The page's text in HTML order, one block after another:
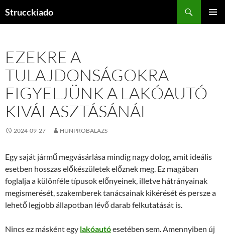
Strucckiado
EZEKRE A
TULAJDONSÁGOKRA
FIGYELJÜNK A LAKÓAUTÓ
KIVÁLASZTÁSÁNÁL
2024-09-27 HUNPROBALAZS
Egy saját jármű megvásárlása mindig nagy dolog, amit ideális
esetben hosszas előkészületek előznek meg. Ez magában
foglalja a különféle típusok előnyeinek, illetve hátrányainak
megismerését, szakemberek tanácsainak kikérését és persze a
lehető legjobb állapotban lévő darab felkutatását is.
Nincs ez másként egy lakóautóesetében sem. Amennyiben új